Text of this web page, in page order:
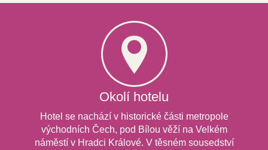
Okolí hotelu
Hotel se nachází v historické části metropole
východních Čech, pod Bílou věží na Velkém
náměstí v Hradci Králové. V těsném sousedství